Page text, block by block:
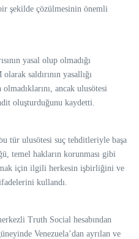
şekilde çözülmesinin önemli
yasal olup olmadığı
saldırının yasallığı
ancak ulusötesi
oluşturduğunu kaydetti.
tür ulusötesi suç tehditleriyle başa
temel hakların korunması gibi
için ilgili herkesin işbirliğini ve
kullandı.
Truth Social hesabından
Venezuela’dan ayrılan ve